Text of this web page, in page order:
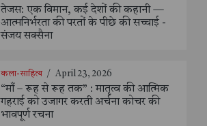
तेजस: एक विमान, कई देशों की कहानी —
आत्मनिर्भरता की परतों के पीछे की सच्चाई -
संजय सक्सैना
कला-साहित्य / April 23, 2026
“माँ – रूह से रूह तक” : मातृत्व की आत्मिक
गहराई को उजागर करती अर्चना कोचर की
भावपूर्ण रचना